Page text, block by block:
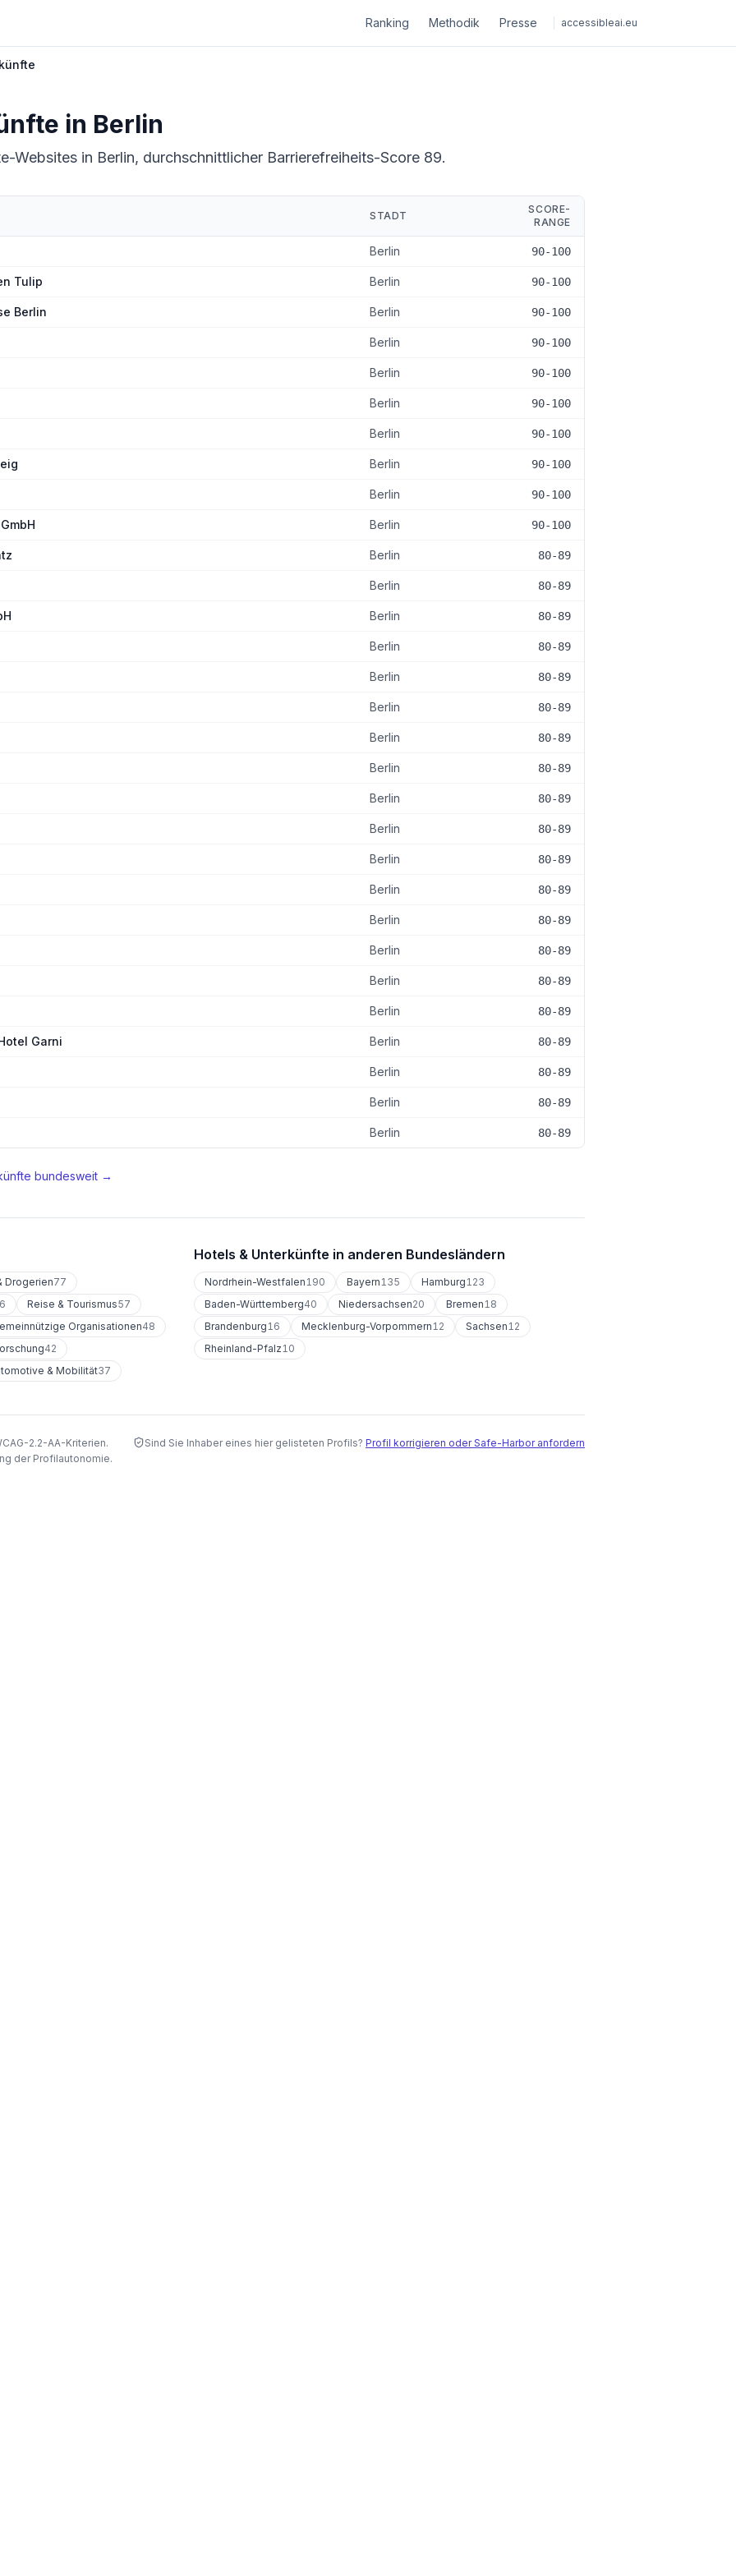
Ranking Methodik Presse accessibleai.eu
in Berlin
Websites in Berlin, durchschnittlicher Barrierefreiheits-Score 89.
STADT
SCORE-
RANGE
Berlin 90-100
Tulip Berlin 90-100
Berlin Berlin 90-100
Berlin 90-100
Berlin 90-100
Berlin 90-100
Berlin 90-100
Berlin 90-100
Berlin 90-100
Berlin 90-100
Berlin 80-89
Berlin 80-89
Berlin 80-89
Berlin 80-89
Berlin 80-89
Berlin 80-89
Berlin 80-89
Berlin 80-89
Berlin 80-89
Berlin 80-89
Berlin 80-89
Berlin 80-89
Berlin 80-89
Berlin 80-89
Berlin 80-89
Berlin 80-89
Garni Berlin 80-89
Berlin 80-89
Berlin 80-89
Berlin 80-89
bundesweit →
Drogerien77
Reise & Tourismus57
Organisationen48
42
& Mobilität37
Hotels & Unterkünfte in anderen Bundesländern
Nordrhein-Westfalen190 Bayern135 Hamburg123
Baden-Württemberg40 Niedersachsen20 Bremen18
Brandenburg16 Mecklenburg-Vorpommern12 Sachsen12
Rheinland-Pfalz10
2.2-AA-Kriterien.
der Profilautonomie.
Sind Sie Inhaber eines hier gelisteten Profils? Profil korrigieren oder Safe-Harbor anfordern